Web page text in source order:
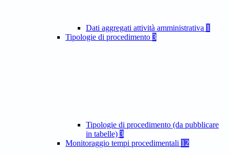
Dati aggregati attività amministrativa 1
Tipologie di procedimento 3
Tipologie di procedimento (da pubblicare
in tabelle) 3
Monitoraggio tempi procedimentali 12